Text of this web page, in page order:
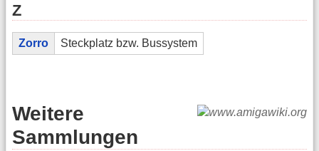
Z
Zorro Steckplatz bzw. Bussystem
Weitere
Sammlungen